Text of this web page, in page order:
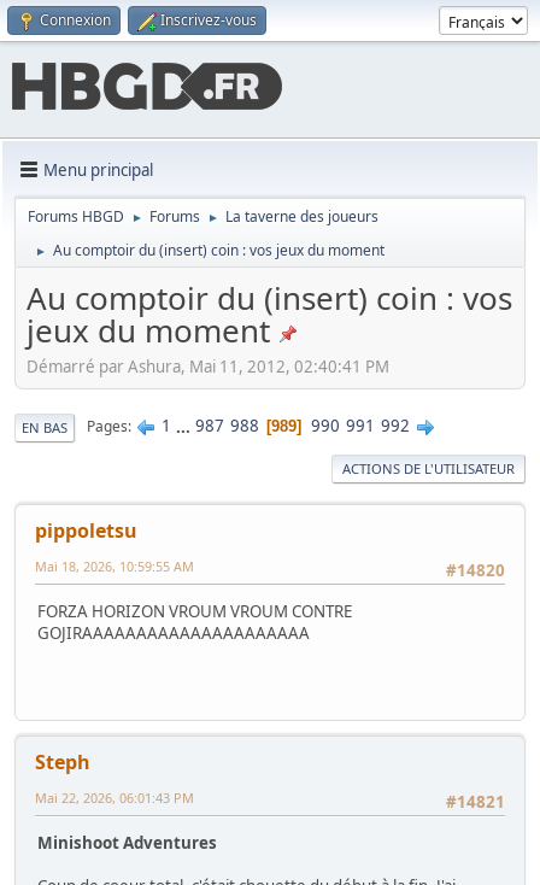
Connexion Inscrivez-vous
Menu principal
Forums HBGD ► Forums ► La taverne des joueurs
► Au comptoir du (insert) coin : vos jeux du moment
Au comptoir du (insert) coin : vos
jeux du moment
Démarré par Ashura, Mai 11, 2012, 02:40:41 PM
EN BAS Pages 1 ... 987 988 989 990 991 992
ACTIONS DE L'UTILISATEUR
pippoletsu
#14820
Mai 18, 2026, 10:59:55 AM
FORZA HORIZON VROUM VROUM CONTRE
GOJIRAAAAAAAAAAAAAAAAAAAAA
Steph
#14821
Mai 22, 2026, 06:01:43 PM
Minishoot Adventures